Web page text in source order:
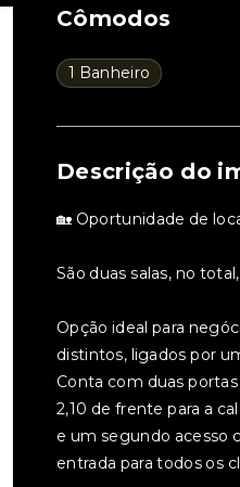
Cômodos
1 Banheiro
Descrição do
🏡 Oportunidade de
São duas salas, no
Opção ideal para
distintos, ligados por
Conta com duas
2,10 de frente para a
e um segundo acesso
entrada para todos os